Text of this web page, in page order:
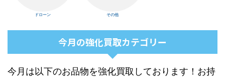
ドローン その他
今月の強化買取カテゴリー
今月は以下のお品物を強化買取しております！お持